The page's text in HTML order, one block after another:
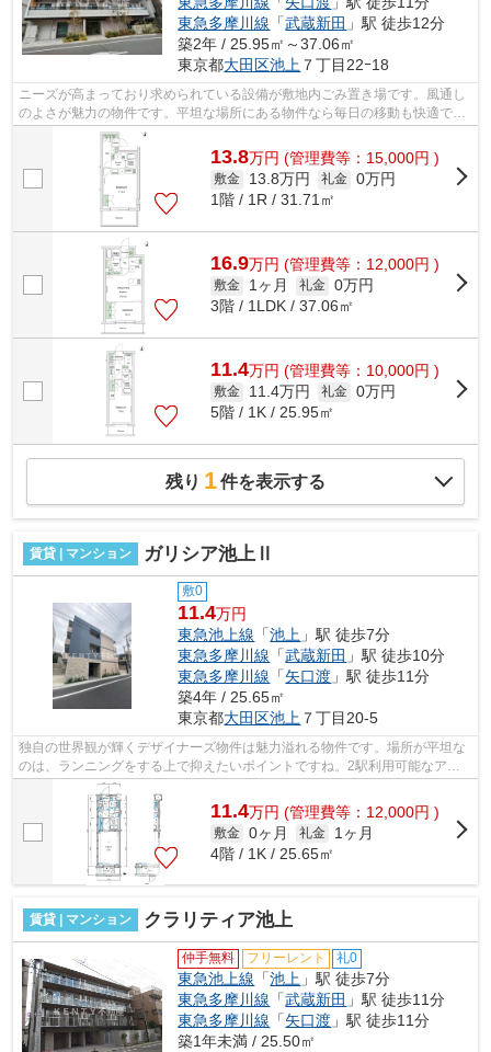
東急多摩川線 「武蔵新田 」駅 徒歩12分
築2年 / 25.95㎡～37.06㎡
東京都大田区池上 ７丁目22ｰ18
ニーズが高まっており求められている設備が敷地内ごみ置き場です。風通し
のよさが魅力の物件です。平坦な場所にある物件なら毎日の移動も快適で
す。朝に慌てることなく行動するために...
13.8万円 (管理費等：15,000円 )
敷金 13.8万円 礼金 0万円
1階 / 1R / 31.71㎡
16.9万円 (管理費等：12,000円 )
敷金 1ヶ月 礼金 0万円
3階 / 1LDK / 37.06㎡
11.4万円 (管理費等：10,000円 )
敷金 11.4万円 礼金 0万円
5階 / 1K / 25.95㎡
残り 1件を表示する
賃貸 | マンション ガリシア池上Ⅱ
敷0
11.4万円
東急池上線 「池上 」駅 徒歩7分
東急多摩川線 「武蔵新田 」駅 徒歩10分
東急多摩川線 「矢口渡 」駅 徒歩11分
築4年 / 25.65㎡
東京都大田区池上 ７丁目20-5
独自の世界観が輝くデザイナーズ物件は魅力溢れる物件です。場所が平坦な
のは、ランニングをする上で抑えたいポイントですね。2駅利用可能なアク
セスの良い物件です。好評の駅近物件と...
11.4万円 (管理費等：12,000円 )
敷金 0ヶ月 礼金
1ヶ月
4階 / 1K / 25.65㎡
賃貸 | マンション クラリティア池上
仲手無料 フリーレント 礼0
東急池上線 「池上 」駅 徒歩7分
東急多摩川線 「武蔵新田 」駅 徒歩11分
東急多摩川線 「矢口渡 」駅 徒歩11分
築1年未満 / 25.50㎡